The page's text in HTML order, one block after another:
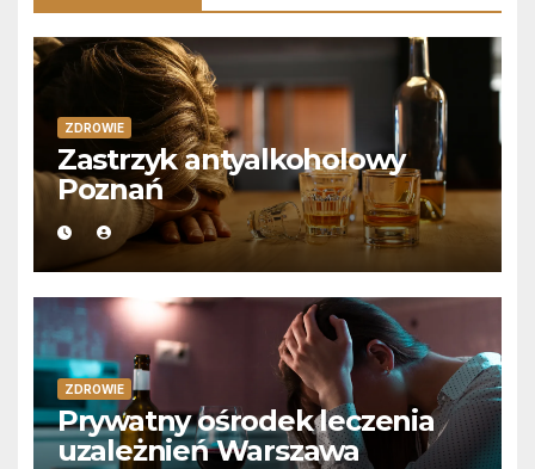
ZDROWIE
Zastrzyk antyalkoholowy
Poznań
ZDROWIE
Prywatny ośrodek leczenia
uzależnień Warszawa